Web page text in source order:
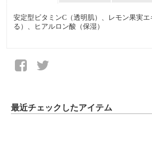
安定型ビタミンC（透明肌）、レモン果実エ
る）、ヒアルロン酸（保湿）
最近チェックしたアイテム